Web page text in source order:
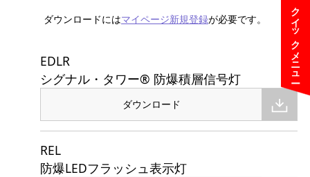
クイックメニュー
ダウンロードにはマイページ新規登録が必要です。
EDLR
シグナル・タワー® 防爆積層信号灯
ダウンロード
REL
防爆LEDフラッシュ表示灯